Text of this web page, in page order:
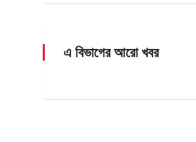
এ বিভাগের আরো খবর